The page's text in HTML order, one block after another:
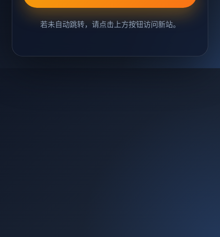
若未自动跳转，请点击上方按钮访问新站。